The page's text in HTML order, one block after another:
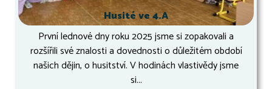
Husité ve 4.A
První lednové dny roku 2025 jsme si zopakovali a
rozšířili své znalosti a dovednosti o důležitém období
našich dějin, o husitství. V hodinách vlastivědy jsme
si...